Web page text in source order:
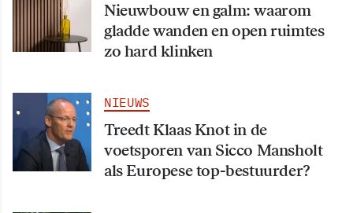
Nieuwbouw en galm: waarom
gladde wanden en open ruimtes
zo hard klinken
NIEUWS
Treedt Klaas Knot in de
voetsporen van Sicco Mansholt
als Europese top-bestuurder?